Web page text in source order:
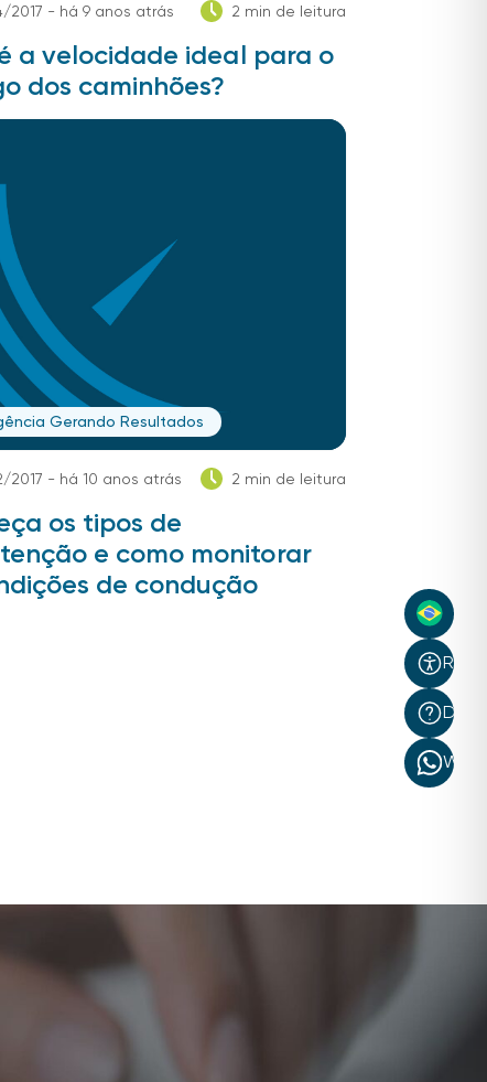
2017 - há 9 anos atrás 2 min de leitura
a velocidade ideal para o
dos caminhões?
Gerando Resultados
2017 - há 10 anos atrás 2 min de leitura
os tipos de
e como monitorar
de condução